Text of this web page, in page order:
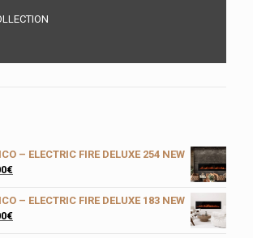
– ELECTRIC FIRE DELUXE 254 NEW
€
– ELECTRIC FIRE DELUXE 183 NEW
€